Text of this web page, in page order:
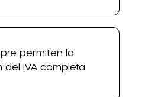
permiten la
del IVA completa